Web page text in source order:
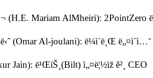
(H.E. Mariam AlMheiri): 2PointZero
(Omar Al-joulani): ë¼ì´ë¸Œ
Jain): ë¹ŒíŠ¸(Bilt) ì„¤ë¦½ìž ê²¸ CEO